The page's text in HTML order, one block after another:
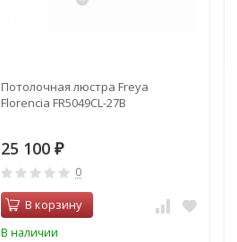
Потолочная люстра Freya
Florencia FR5049CL-27B
25 100 ₽
0
В корзину
В наличии